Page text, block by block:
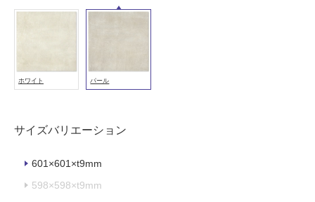
ホワイト パール
サイズバリエーション
601×601×t9mm
598×598×t9mm
外)
用
不